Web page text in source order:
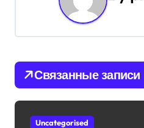
ц
и
я
п
Связанные записи
Uncategorised